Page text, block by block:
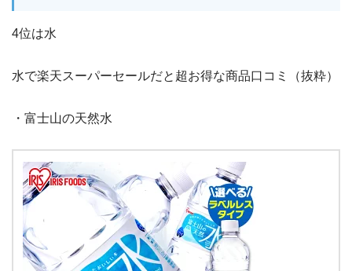
4位は水
水で楽天スーパーセールだと超お得な商品口コミ（抜粋）
・富士山の天然水